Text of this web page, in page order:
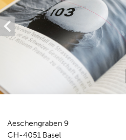
Aeschengraben 9
CH-4051 Basel